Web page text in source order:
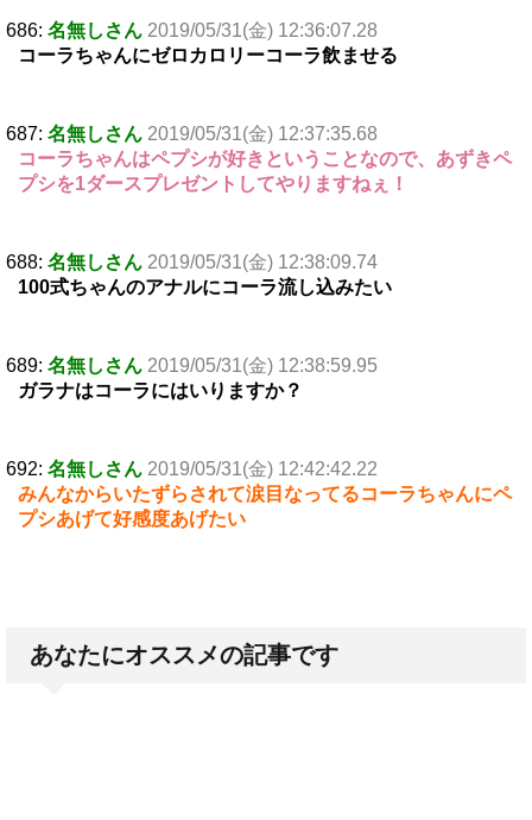
686: 名無しさん 2019/05/31(金) 12:36:07.28
コーラちゃんにゼロカロリーコーラ飲ませる
687: 名無しさん 2019/05/31(金) 12:37:35.68
コーラちゃんはペプシが好きということなので、あずきペ
プシを1ダースプレゼントしてやりますねぇ！
688: 名無しさん 2019/05/31(金) 12:38:09.74
100式ちゃんのアナルにコーラ流し込みたい
689: 名無しさん 2019/05/31(金) 12:38:59.95
ガラナはコーラにはいりますか？
692: 名無しさん 2019/05/31(金) 12:42:42.22
みんなからいたずらされて涙目なってるコーラちゃんにペ
プシあげて好感度あげたい
あなたにオススメの記事です